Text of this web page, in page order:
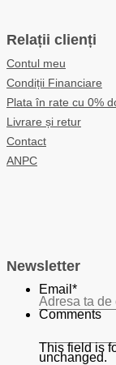
Relații clienți
Contul meu
Condiții Financiare
Plata în rate cu 0%
Livrare și retur
Contact
ANPC
Newsletter
Email *
Comments
This field is
unchanged.